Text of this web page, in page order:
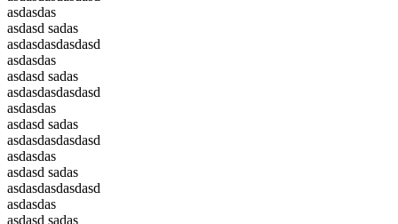
asdasdas
asdasd sadas
asdasdasdasdasd
asdasdas
asdasd sadas
asdasdasdasdasd
asdasdas
asdasd sadas
asdasdasdasdasd
asdasdas
asdasd sadas
asdasdasdasdasd
asdasdas
asdasd sadas